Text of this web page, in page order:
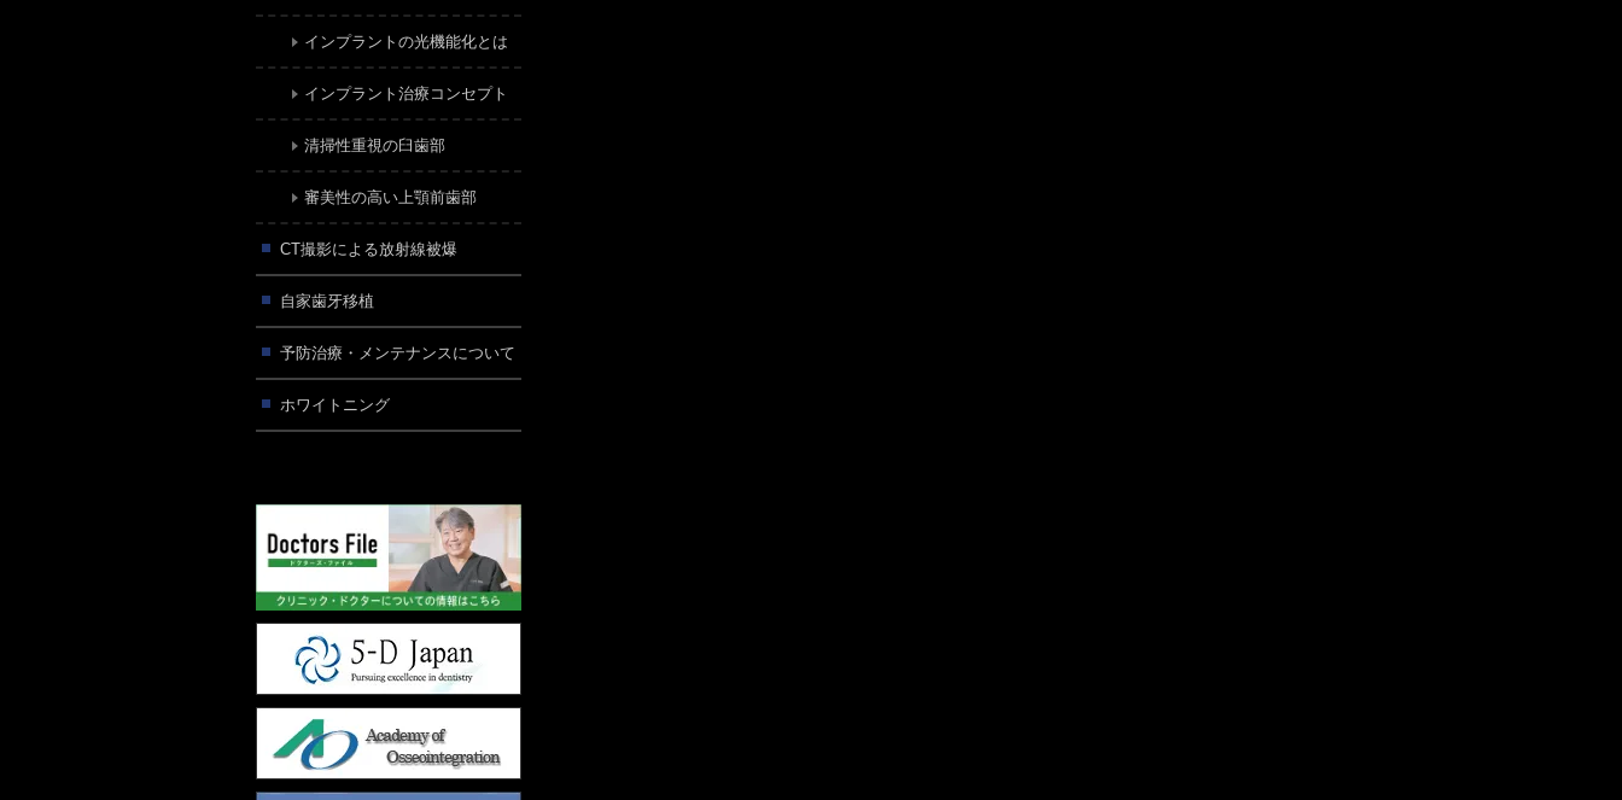
インプラントの光機能化とは
インプラント治療コンセプト
清掃性重視の臼歯部
審美性の高い上顎前歯部
CT撮影による放射線被爆
自家歯牙移植
予防治療・メンテナンスについて
ホワイトニング